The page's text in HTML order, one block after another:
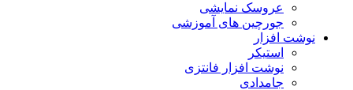
عروسک نمایشی
جورچین های آموزشی
نوشت افزار
استیکر
نوشت افزار فانتزی
جامدادی